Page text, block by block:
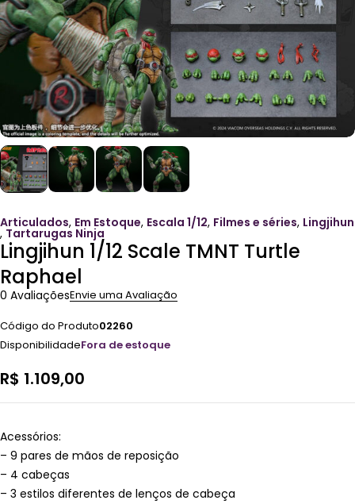
Articulados, Em Estoque, Escala 1/12, Filmes e séries, Lingjihun
, Tartarugas Ninja
Lingjihun 1/12 Scale TMNT Turtle
Raphael
0 AvaliaçõesEnvie uma Avaliação
Código do Produto02260
DisponibilidadeFora de estoque
R$ 1.109,00
Acessórios:
– 9 pares de mãos de reposição
– 4 cabeças
– 3 estilos diferentes de lenços de cabeça